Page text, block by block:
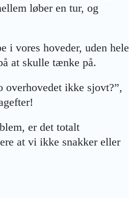
løber en tur, og
i vores hoveder, uden hele
at skulle tænke på.
overhovedet ikke sjovt?”,
er det totalt
at vi ikke snakker eller